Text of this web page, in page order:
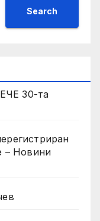
Search
30-та
– Новини